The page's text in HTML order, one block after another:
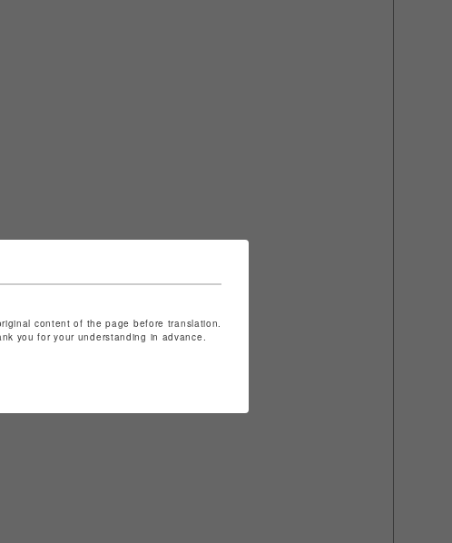
content of the page before translation.
you for your understanding in advance.